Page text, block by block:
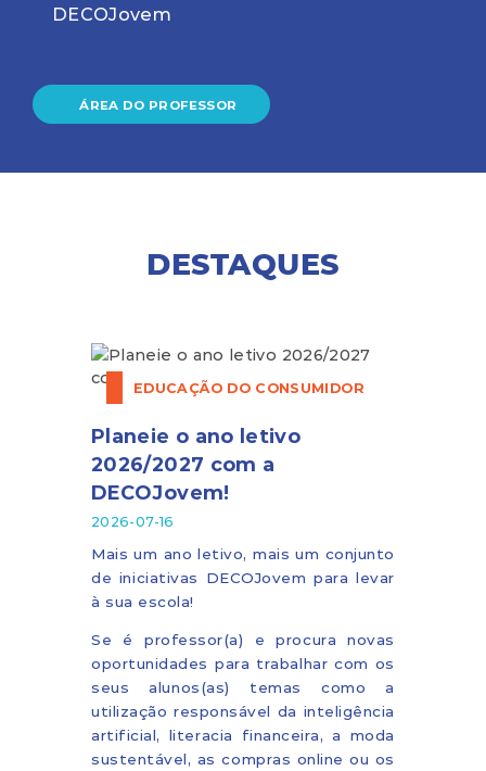
DECOJovem
ÁREA DO PROFESSOR
DESTAQUES
EDUCAÇÃO DO CONSUMIDOR
Planeie o ano letivo
2026/2027 com a
DECOJovem!
2026-07-16
Mais um ano letivo, mais um conjunto
de iniciativas DECOJovem para levar
à sua escola!
Se é professor(a) e procura novas
oportunidades para trabalhar com os
seus alunos(as) temas como a
utilização responsável da inteligência
artificial, literacia financeira, a moda
sustentável, as compras online ou os